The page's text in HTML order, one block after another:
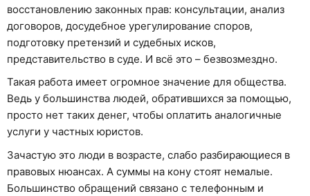
восстановлению законных прав: консультации, анализ
договоров, досудебное урегулирование споров,
подготовку претензий и судебных исков,
представительство в суде. И всё это – безвозмездно.
Такая работа имеет огромное значение для общества.
Ведь у большинства людей, обратившихся за помощью,
просто нет таких денег, чтобы оплатить аналогичные
услуги у частных юристов.
Зачастую это люди в возрасте, слабо разбирающиеся в
правовых нюансах. А суммы на кону стоят немалые.
Большинство обращений связано с телефонным и